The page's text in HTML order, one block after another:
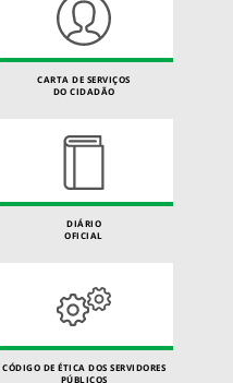
CARTA DE SERVIÇOS
DO CIDADÃO
DIÁRIO
OFICIAL
CÓDIGO DE ÉTICA DOS SERVIDORES
PÚBLICOS